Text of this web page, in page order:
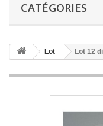
CATÉGORIES
Lot Lot 12